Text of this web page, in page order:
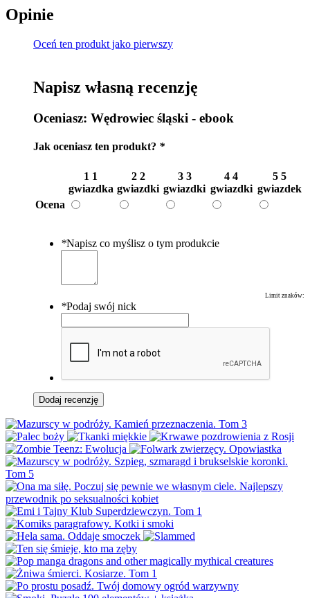
Opinie
Oceń ten produkt jako pierwszy
Napisz własną recenzję
Oceniasz: Wędrowiec śląski - ebook
Jak oceniasz ten produkt? *
1 1
gwiazdka
2 2
gwiazdki
3 3
gwiazdki
4 4
gwiazdki
5 5
gwiazdek
Ocena
*Napisz co myślisz o tym produkcie
Limit znaków:
*Podaj swój nick
Dodaj recenzję